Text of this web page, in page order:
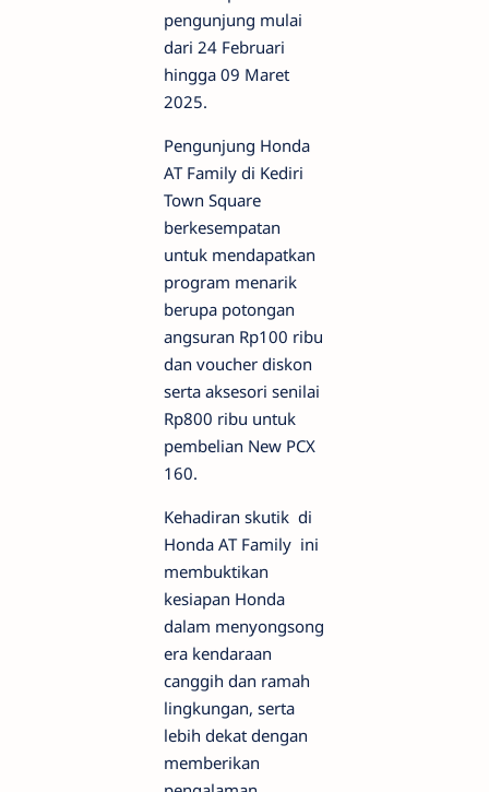
pengunjung mulai
dari 24 Februari
hingga 09 Maret
2025.
Pengunjung Honda
AT Family di Kediri
Town Square
berkesempatan
untuk mendapatkan
program menarik
berupa potongan
angsuran Rp100 ribu
dan voucher diskon
serta aksesori senilai
Rp800 ribu untuk
pembelian New PCX
160.
Kehadiran skutik di
Honda AT Family ini
membuktikan
kesiapan Honda
dalam menyongsong
era kendaraan
canggih dan ramah
lingkungan, serta
lebih dekat dengan
memberikan